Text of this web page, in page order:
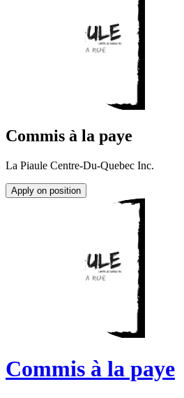
Commis à la paye
La Piaule Centre-Du-Quebec Inc.
Apply on position
Commis à la paye